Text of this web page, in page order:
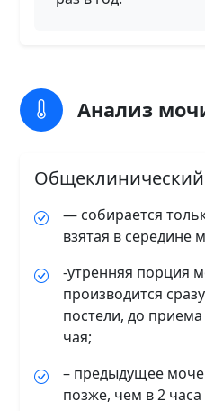
Анализ
— собирается
взятая в середине
-утренняя порция
производится
постели, до
чая;
– предыдущее
позже, чем в 2